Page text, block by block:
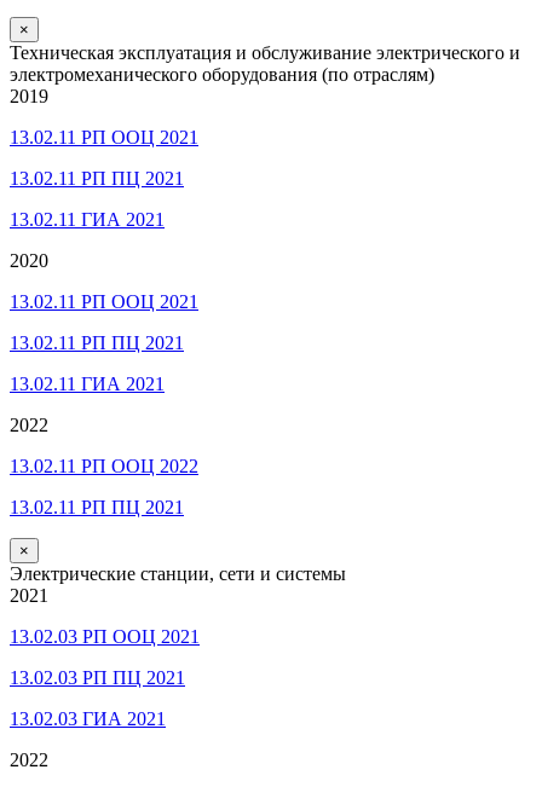
×
Техническая эксплуатация и обслуживание электрического и
электромеханического оборудования (по отраслям)
2019
13.02.11 РП ООЦ 2021
13.02.11 РП ПЦ 2021
13.02.11 ГИА 2021
2020
13.02.11 РП ООЦ 2021
13.02.11 РП ПЦ 2021
13.02.11 ГИА 2021
2022
13.02.11 РП ООЦ 2022
13.02.11 РП ПЦ 2021
×
Электрические станции, сети и системы
2021
13.02.03 РП ООЦ 2021
13.02.03 РП ПЦ 2021
13.02.03 ГИА 2021
2022